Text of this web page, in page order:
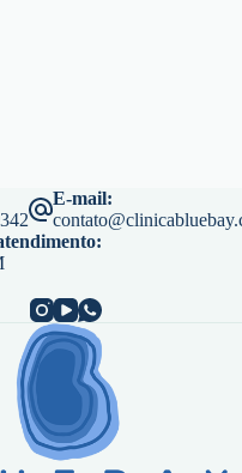
E-mail: